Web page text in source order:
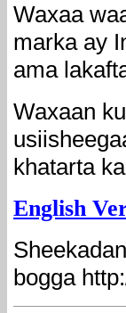
Waxaa
marka ay
ama
Waxaan
khatarta
English
bogga